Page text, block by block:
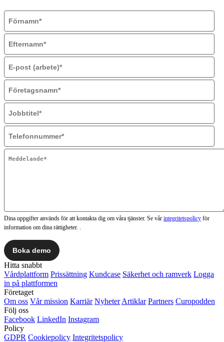
Dina uppgifter används för att kontakta dig om våra tjänster. Se vår integritetspolicy för
information om dina rättigheter. .
Hitta snabbt
Vårdplattform Prissättning Kundcase Säkerhet och ramverk Logga
in på plattformen
Företaget
Om oss Vår mission Karriär Nyheter Artiklar Partners Curopodden
Följ oss
Facebook LinkedIn Instagram
Policy
GDPR Cookiepolicy Integritetspolicy